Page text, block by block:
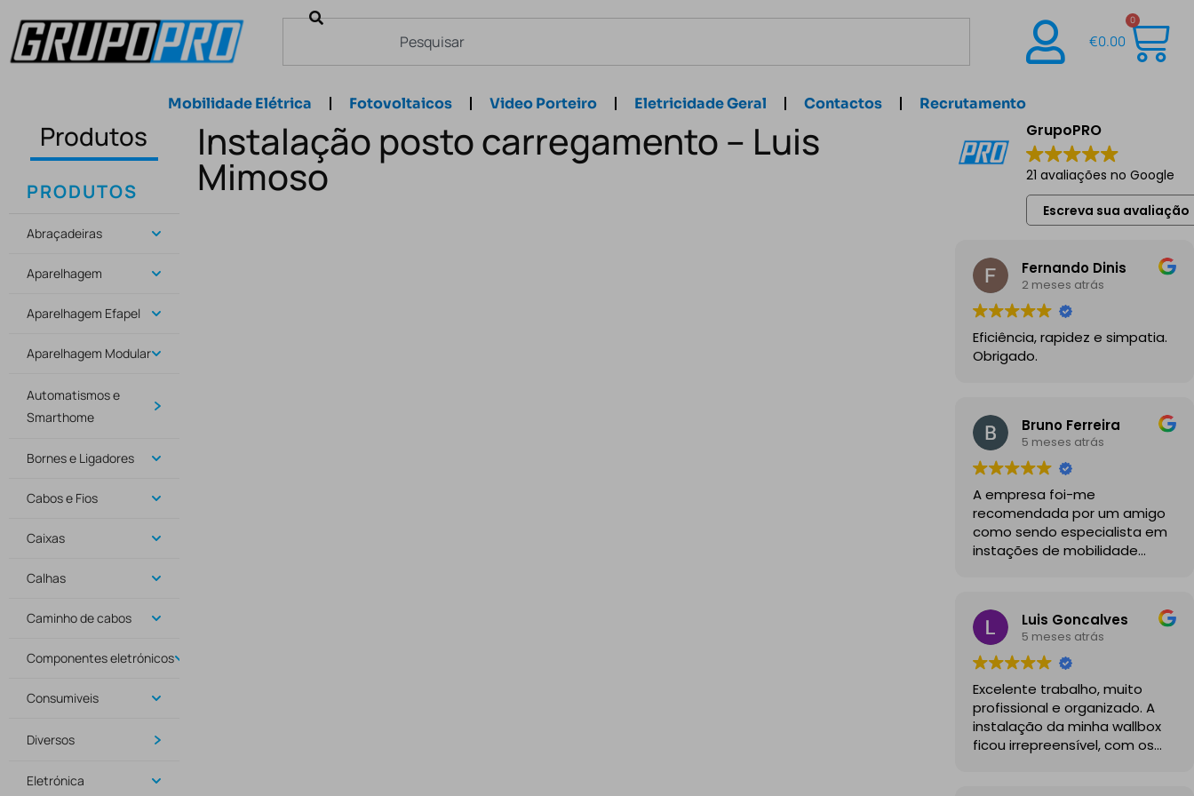
€0.00
0
Mobilidade Elétrica Fotovoltaicos Video Porteiro Eletricidade Geral Contactos Recrutamento
Produtos
PRODUTOS
Abraçadeiras
Aparelhagem
Aparelhagem Efapel
Aparelhagem Modular
Automatismos e
Smarthome
Bornes e Ligadores
Cabos e Fios
Caixas
Calhas
Caminho de cabos
Componentes eletrónicos
Consumiveis
Diversos
Eletrónica
Instalação posto carregamento – Luis
Mimoso
GrupoPRO
21 avaliações no Google
Escreva sua avaliação
Fernando Dinis
2 meses atrás
Eficiência, rapidez e simpatia.
Obrigado.
Bruno Ferreira
5 meses atrás
A empresa foi-me
recomendada por um amigo
como sendo especialista em
instações de mobilidade
profissionais, comunicativos e
disponiveis para todas as
minhas dúvidas.
A instalação de tomada
reforçada em garagem
partilhada correu na
perfeição e nos prazos
combinados, sendo que
Luis Goncalves
5 meses atrás
Excelente trabalho, muito
profissional e organizado. A
instalação da minha wallbox
ficou irrepreensível, com os